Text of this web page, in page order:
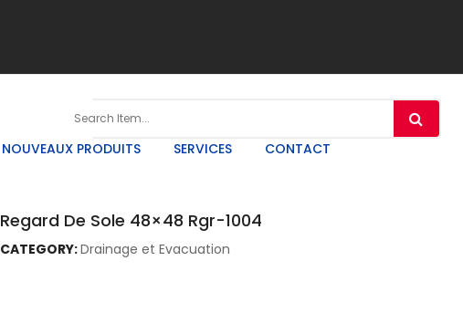
NOUVEAUX PRODUITS SERVICES CONTACT
Regard De Sole 48×48 Rgr-1004
CATEGORY:Drainage et Evacuation